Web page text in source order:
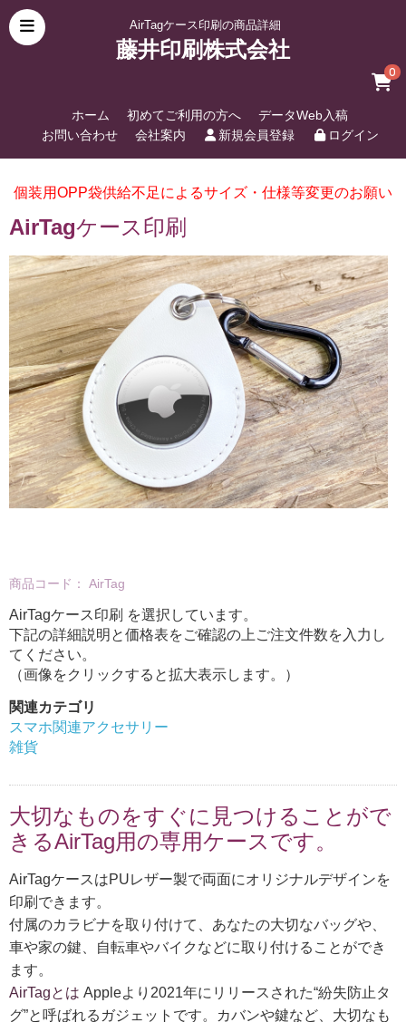
AirTagケース印刷の商品詳細
藤井印刷株式会社
0
ホーム 初めてご利用の方へ
データWeb入稿
お問い合わせ
会社案内 新規会員登録 ログイン
個装用OPP袋供給不足によるサイズ・仕様等変更のお願い
AirTagケース印刷
商品コード： AirTag
AirTagケース印刷 を選択しています。
下記の詳細説明と価格表をご確認の上ご注文件数を入力し
てください。
（画像をクリックすると拡大表示します。）
関連カテゴリ
スマホ関連アクセサリー
雑貨
大切なものをすぐに見つけることがで
きるAirTag用の専用ケースです。
AirTagケースはPUレザー製で両面にオリジナルデザインを
印刷できます。
付属のカラビナを取り付けて、あなたの大切なバッグや、
車や家の鍵、自転車やバイクなどに取り付けることができ
ます。
AirTagとは Appleより2021年にリリースされた“紛失防止タ
グ”と呼ばれるガジェットです。カバンや鍵など、大切なも